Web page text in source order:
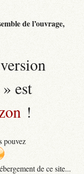
de l’ouvrage,
est
!
pouvez
de ce site...